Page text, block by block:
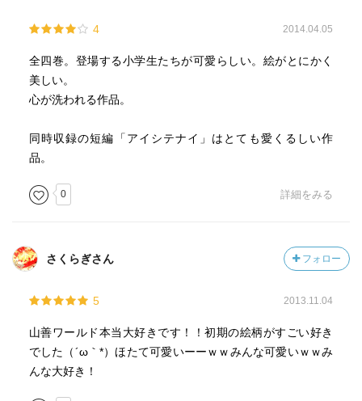
4 2014.04.05
全四巻。登場する小学生たちが可愛らしい。絵がとにかく
美しい。
心が洗われる作品。
同時収録の短編「アイシテナイ」はとても愛くるしい作
品。
0 詳細をみる
さくらぎさん フォロー
5 2013.11.04
山善ワールド本当大好きです！！初期の絵柄がすごい好き
でした（´ω｀*）ほたて可愛いーーｗｗみんな可愛いｗｗみ
んな大好き！